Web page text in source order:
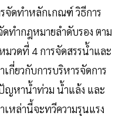
จัดทำหลักเกณฑ์ วิธีการ
ทำกฎหมายลำดับรอง ตาม
มวดที่ 4 การจัดสรรน้ำและ
กี่ยวกับการบริหารจัดการ
ญหาน้ำท่วม น้ำแล้ง และ
ล่านี้จะทวีความรุนแรง